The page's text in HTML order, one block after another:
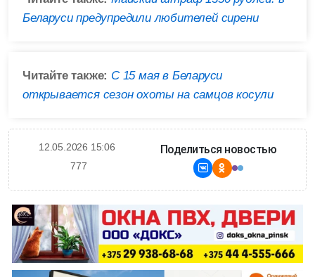
Беларуси предупредили любителей сирени
Читайте также: С 15 мая в Беларуси
открывается сезон охоты на самцов косули
12.05.2026 15:06
777
Поделиться новостью